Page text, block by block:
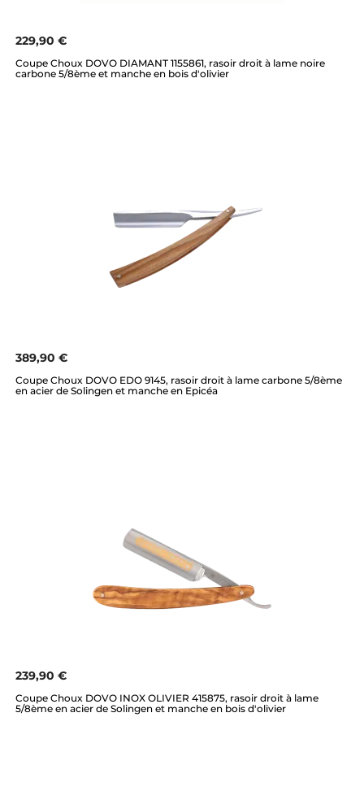
229,90 €
Coupe Choux DOVO DIAMANT 1155861, rasoir droit à lame noire
carbone 5/8ème et manche en bois d'olivier
389,90 €
Coupe Choux DOVO EDO 9145, rasoir droit à lame carbone 5/8ème
en acier de Solingen et manche en Epicéa
239,90 €
Coupe Choux DOVO INOX OLIVIER 415875, rasoir droit à lame
5/8ème en acier de Solingen et manche en bois d'olivier